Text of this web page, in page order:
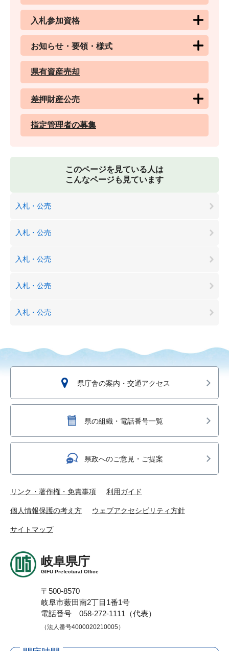
入札参加資格
お知らせ・要領・様式
県有資産売却
差押財産公売
指定管理者の募集
このページを見ている人は
こんなページも見ています
入札・公売
入札・公売
入札・公売
入札・公売
入札・公売
県庁舎の案内・交通アクセス
県の組織・電話番号一覧
県政へのご意見・ご提案
リンク・著作権・免責事項 利用ガイド
個人情報保護の考え方 ウェブアクセシビリティ方針
サイトマップ
岐阜県庁
GIFU Prefectural Office
〒500-8570
岐阜市薮田南2丁目1番1号
電話番号 058-272-1111（代表）
（法人番号4000020210005）